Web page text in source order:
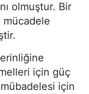
olmuştur. Bir
için güç
için